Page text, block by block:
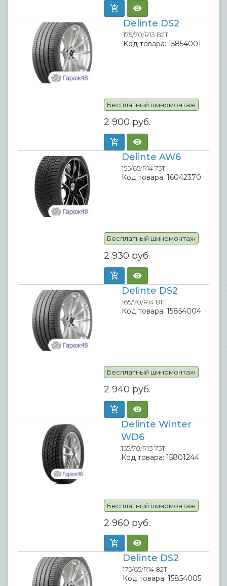
Delinte DS2
175/70/R13 82T
Код товара: 15854001
Бесплатный шиномонтаж
2 900 руб.
Delinte AW6
155/65/R14 75T
Код товара: 16042370
Бесплатный шиномонтаж
2 930 руб.
Delinte DS2
165/70/R14 81T
Код товара: 15854004
Бесплатный шиномонтаж
2 940 руб.
Delinte Winter
WD6
155/70/R13 75T
Код товара: 15801244
Бесплатный шиномонтаж
2 960 руб.
Delinte DS2
175/65/R14 82T
Код товара: 15854005